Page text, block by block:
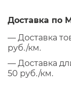
Доставка по
— Доставка
руб./км.
— Доставка
50 руб./км.